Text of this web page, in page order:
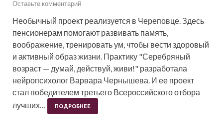
Оставьте комментарий
Необычный проект реализуется в Череповце. Здесь
пенсионерам помогают развивать память,
воображение, тренировать ум, чтобы вести здоровый
и активный образ жизни. Практику "Серебряный
возраст — думай, действуй, живи!" разработала
нейропсихолог Варвара Чернышева. И ее проект
стал победителем третьего Всероссийского отбора
лучших…
ПОДРОБНЕЕ